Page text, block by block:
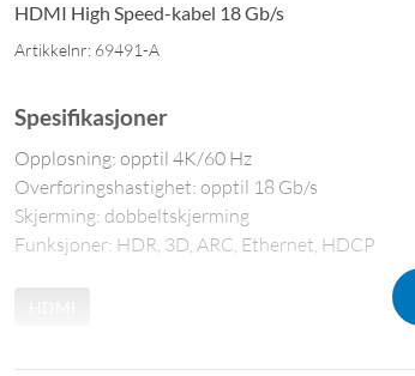
HDMI High Speed-kabel 18 Gb/s
Artikkelnr: 69491-A
Spesifikasjoner
Oppløsning: opptil 4K/60 Hz
Overføringshastighet: opptil 18 Gb/s
Skjerming: dobbeltskjerming
Funksjoner: HDR, 3D, ARC, Ethernet, HDCP